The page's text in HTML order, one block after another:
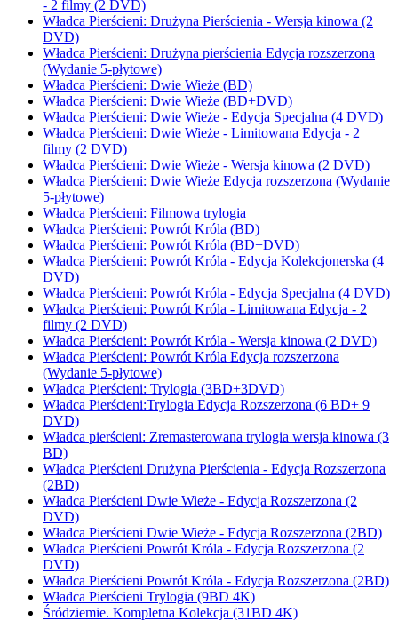
- 2 filmy (2 DVD)
Władca Pierścieni: Drużyna Pierścienia - Wersja kinowa (2
DVD)
Władca Pierścieni: Drużyna pierścienia Edycja rozszerzona
(Wydanie 5-płytowe)
Władca Pierścieni: Dwie Wieże (BD)
Władca Pierścieni: Dwie Wieże (BD+DVD)
Władca Pierścieni: Dwie Wieże - Edycja Specjalna (4 DVD)
Władca Pierścieni: Dwie Wieże - Limitowana Edycja - 2
filmy (2 DVD)
Władca Pierścieni: Dwie Wieże - Wersja kinowa (2 DVD)
Władca Pierścieni: Dwie Wieże Edycja rozszerzona (Wydanie
5-płytowe)
Władca Pierścieni: Filmowa trylogia
Władca Pierścieni: Powrót Króla (BD)
Władca Pierścieni: Powrót Króla (BD+DVD)
Władca Pierścieni: Powrót Króla - Edycja Kolekcjonerska (4
DVD)
Władca Pierścieni: Powrót Króla - Edycja Specjalna (4 DVD)
Władca Pierścieni: Powrót Króla - Limitowana Edycja - 2
filmy (2 DVD)
Władca Pierścieni: Powrót Króla - Wersja kinowa (2 DVD)
Władca Pierścieni: Powrót Króla Edycja rozszerzona
(Wydanie 5-płytowe)
Władca Pierścieni: Trylogia (3BD+3DVD)
Władca Pierścieni:Trylogia Edycja Rozszerzona (6 BD+ 9
DVD)
Władca pierścieni: Zremasterowana trylogia wersja kinowa (3
BD)
Władca Pierścieni Drużyna Pierścienia - Edycja Rozszerzona
(2BD)
Władca Pierścieni Dwie Wieże - Edycja Rozszerzona (2
DVD)
Władca Pierścieni Dwie Wieże - Edycja Rozszerzona (2BD)
Władca Pierścieni Powrót Króla - Edycja Rozszerzona (2
DVD)
Władca Pierścieni Powrót Króla - Edycja Rozszerzona (2BD)
Władca Pierścieni Trylogia (9BD 4K)
Śródziemie. Kompletna Kolekcja (31BD 4K)